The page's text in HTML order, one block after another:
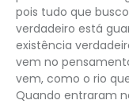
pois tudo que
verdadeiro está
existência
vem no
vem, como o rio
Quando entraram